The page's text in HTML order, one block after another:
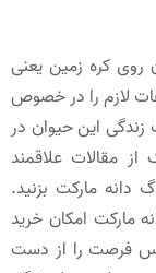
روی کره زمین یعنی
لازم را در خصوص
این حیوان در
مقالات علاقمند
دانه مارکت بزنید.
مارکت امکان خرید
پس فرصت را از دست